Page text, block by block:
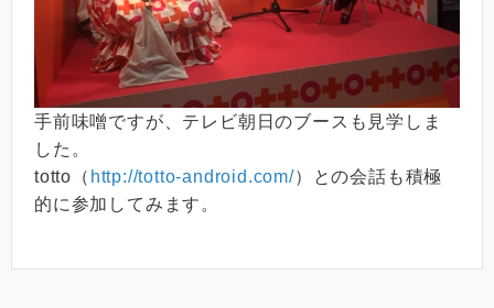
手前味噌ですが、テレビ朝日のブースも見学しま
した。
totto（ http://totto-android.com/）との会話も積極
的に参加してみます。